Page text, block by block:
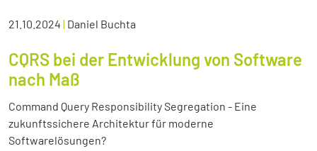
21.10.2024 | Daniel Buchta
CQRS bei der Entwicklung von Software
nach Maß
Command Query Responsibility Segregation - Eine
zukunftssichere Architektur für moderne
Softwarelösungen?